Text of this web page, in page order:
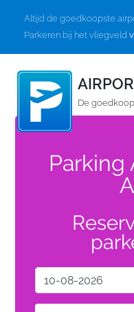
Altijd de goedkoopste
Parkeren bij het vliegveld
De
Parking